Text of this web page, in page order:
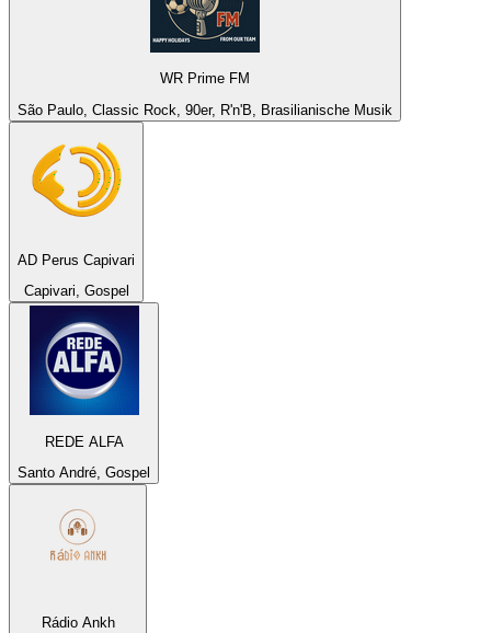
WR Prime FM
São Paulo, Classic Rock, 90er, R'n'B, Brasilianische Musik
AD Perus Capivari
Capivari, Gospel
REDE ALFA
Santo André, Gospel
Rádio Ankh